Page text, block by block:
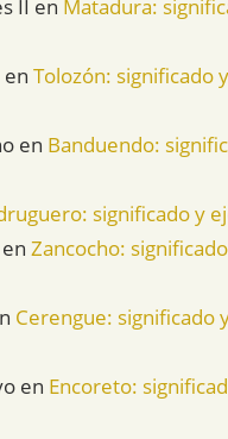
II en Matadura:
en Tolozón: significado y
en Banduendo:
significado y
en Zancocho:
Cerengue: significado
en Encoreto: